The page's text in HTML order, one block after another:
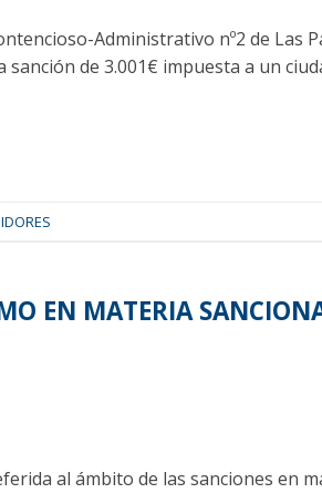
Administrativo nº2 de Las
de 3.001€ impuesta a un
EN MATERIA
al ámbito de las sanciones en